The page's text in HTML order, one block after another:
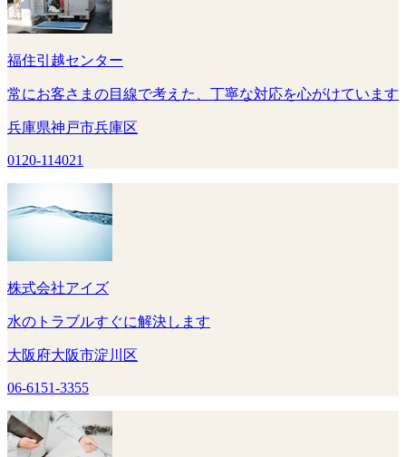
福住引越センター
常にお客さまの目線で考えた、丁寧な対応を心がけています
兵庫県神戸市兵庫区
0120-114021
株式会社アイズ
水のトラブルすぐに解決します
大阪府大阪市淀川区
06-6151-3355